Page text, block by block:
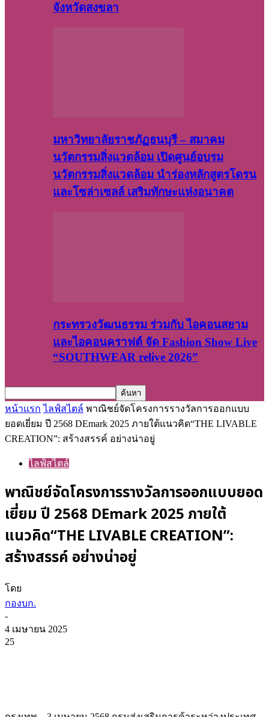
จังหวัดสงขลา
มหาวิทยาลัยราชภัฏธนบุรี – สมาคม
นวัตกรรมสิ่งแวดล้อม เปิดศูนย์อบรม
นวัตกรรมสิ่งแวดล้อม นำร่องหลักสูตรโดรน
และโซล่าเซลล์ เสริมทักษะแห่งอนาคต
กระทรวงวัฒนธรรม ร่วมกับ ไอคอนสยาม
และไอคอนคราฟต์ จัด Fashion Show Live
“SOUTHWEAR relive 2026”
หน้าแรก ไลฟ์สไตล์ พาณิชย์จัดโครงการรางวัลการออกแบบ
ยอดเยี่ยม ปี 2568 DEmark 2025 ภายใต้แนวคิด“THE LIVABLE
CREATION”: สร้างสรรค์ อย่างน่าอยู่
ไลฟ์สไตล์
พาณิชย์จัดโครงการรางวัลการออกแบบยอด
เยี่ยม ปี 2568 DEmark 2025 ภายใต้
แนวคิด“THE LIVABLE CREATION”:
สร้างสรรค์ อย่างน่าอยู่
โดย
กองบก.
-
4 เมษายน 2025
25